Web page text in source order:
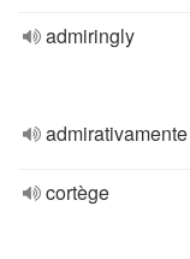
admiringly
admirativamente
cortège